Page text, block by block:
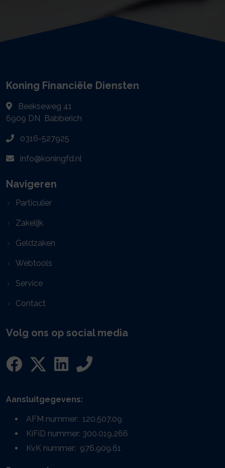
Koning Financiële Diensten
Beekseweg 41
6909 DN
Babberich
0316-527925
info@koningfd.nl
Navigeren
Particulier
Zakelijk
Geldzaken
Webtools
Service
Contact
Volg ons op social media
Aansluitgegevens:
AFM nummer: 120.507.09
KiFiD nummer: 300.019.266
KvK nummer: 976.909.61